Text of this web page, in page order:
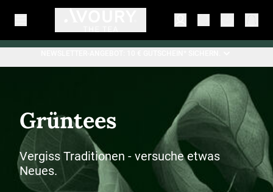
Grüntees
Vergiss Traditionen - versuche etwas
Neues.